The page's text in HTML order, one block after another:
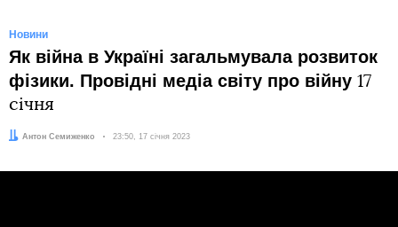
Новини
Як війна в Україні загальмувала розвиток
фізики. Провідні медіа світу про війну 17
січня
Автор:
Антон Семиженко Дата:
23:50, 17 січня 2023